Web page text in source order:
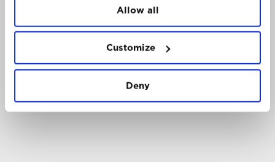
Allow all
Customize
Deny